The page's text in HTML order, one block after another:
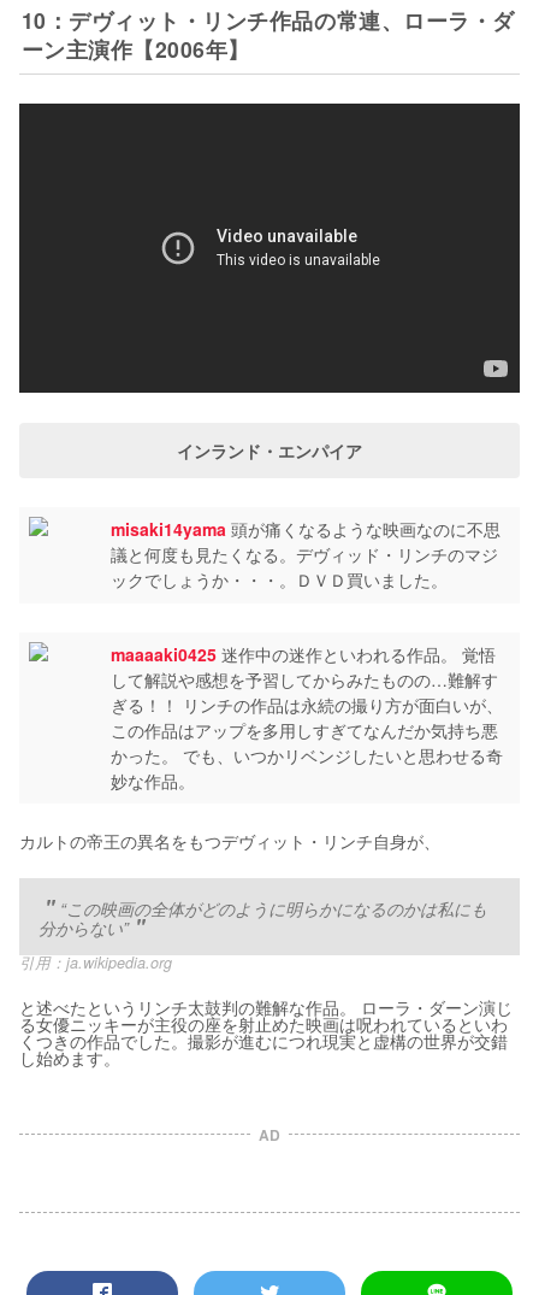
10：デヴィット・リンチ作品の常連、ローラ・ダ
ーン主演作【2006年】
インランド・エンパイア
misaki14yama 頭が痛くなるような映画なのに不思
議と何度も見たくなる。デヴィッド・リンチのマジ
ックでしょうか・・・。ＤＶＤ買いました。
maaaaki0425 迷作中の迷作といわれる作品。 覚悟
して解説や感想を予習してからみたものの…難解す
ぎる！！ リンチの作品は永続の撮り方が面白いが、
この作品はアップを多用しすぎてなんだか気持ち悪
かった。 でも、いつかリベンジしたいと思わせる奇
妙な作品。
カルトの帝王の異名をもつデヴィット・リンチ自身が、
“この映画の全体がどのように明らかになるのかは私にも
分からない”
引用：ja.wikipedia.org
と述べたというリンチ太鼓判の難解な作品。 ローラ・ダーン演じ
る女優ニッキーが主役の座を射止めた映画は呪われているといわ
くつきの作品でした。撮影が進むにつれ現実と虚構の世界が交錯
し始めます。
AD